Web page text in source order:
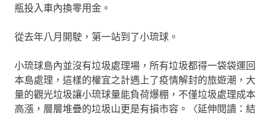
瓶投入車內換零用金。
從去年八月開駛，第一站到了小琉球。
小琉球島內並沒有垃圾處理場，所有垃圾都得一袋袋運回
本島處理，這樣的權宜之計遇上了疫情解封的旅遊潮，大
量的觀光垃圾讓小琉球量能負荷爆棚，不僅垃圾處理成本
高漲，層層堆疊的垃圾山更是有損市容。〈延伸閱讀：結